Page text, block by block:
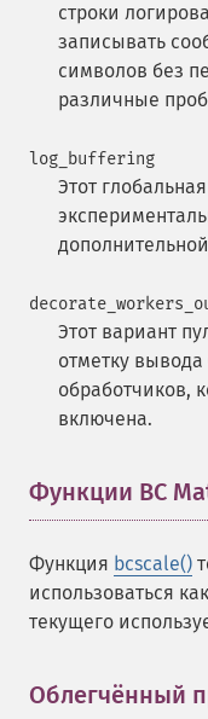
строки
записывать
символов без
различные
log_buffering
Этот
Этот вариант
отметку
обработчиков,
включена.
Функции BC
Функция bcscale()
использоваться
текущего
Облегчённый